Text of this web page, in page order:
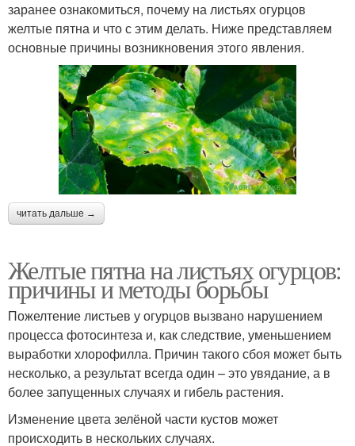
заранее ознакомиться, почему на листьях огурцов
желтые пятна и что с этим делать. Ниже представляем
основные причины возникновения этого явления.
читать дальше →
Желтые пятна на листьях огурцов:
причины и методы борьбы
Пожелтение листьев у огурцов вызвано нарушением
процесса фотосинтеза и, как следствие, уменьшением
выработки хлорофилла. Причин такого сбоя может быть
несколько, а результат всегда один – это увядание, а в
более запущенных случаях и гибель растения.
Изменение цвета зелёной части кустов может
происходить в нескольких случаях.